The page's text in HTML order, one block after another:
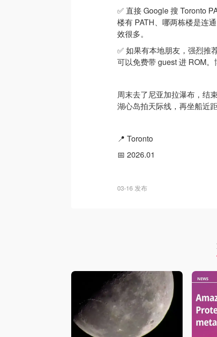
✅ 直接 Google 搜 Toronto
楼有 PATH、哪两栋楼是连
效很多。
✅ 如果有本地朋友，强烈推
可以免费带 guest 进 ROM
周末去了尼亚加拉瀑布，结
湖心岛拍天际线，再坐船近
📍 Toronto
📅 2026.01
03-16 发布